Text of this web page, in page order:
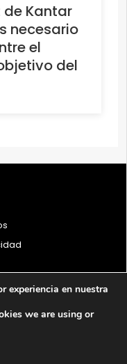
de Kantar
necesario
el
del
reservados
experiencia en nuestra
we are using or